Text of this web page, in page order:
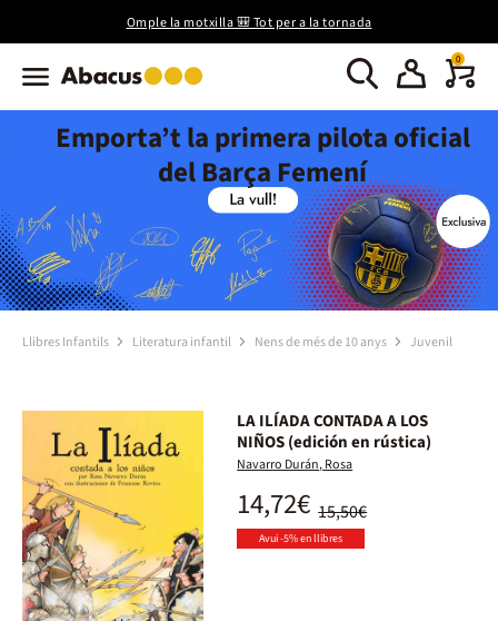
Omple la motxilla 🎒 Tot per a la tornada
0
Emporta’t la primera pilota oficial
del Barça Femení
Llibres Infantils Literatura infantil Nens de més de 10 anys Juvenil
LA ILÍADA CONTADA A LOS
NIÑOS (edición en rústica)
Navarro Durán, Rosa
15,50€
14,72€
Avui -5% en llibres